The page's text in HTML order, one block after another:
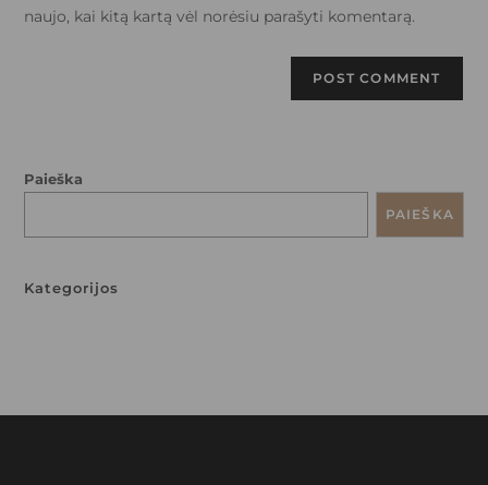
naujo, kai kitą kartą vėl norėsiu parašyti komentarą.
Paieška
PAIEŠKA
Kategorijos